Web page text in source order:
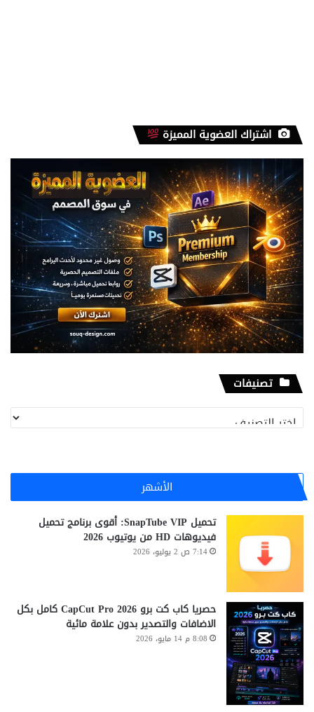
اشتراك العضوية المميزة
تصنيفات
تصنيفات
الأشهر
تحميل SnapTube VIP: أقوى برنامج تحميل
فيديوهات HD من يوتيوب 2026
7:14 ص 2 يوليو، 2026
حصريا كاب كت برو CapCut Pro 2026 كامل بكل
الاضافات والتصدير بدون علامة مائية
8:08 م 14 مايو، 2026